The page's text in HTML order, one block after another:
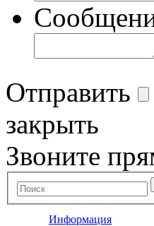
Отправить
закрыть
Звоните
Информация